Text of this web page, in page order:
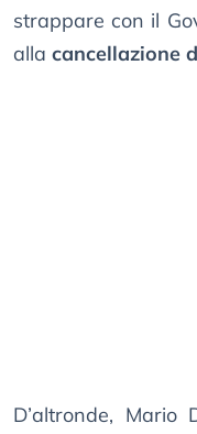
strappare con il
alla cancellazione
D’altronde,